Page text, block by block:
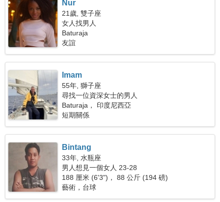
Nur
21歲, 雙子座
女人找男人
Baturaja
友誼
Imam
55年, 獅子座
尋找一位資深女士的男人
Baturaja， 印度尼西亞
短期關係
Bintang
33年, 水瓶座
男人想見一個女人 23-28
188 厘米 (6'3")， 88 公斤 (194 磅)
藝術，台球